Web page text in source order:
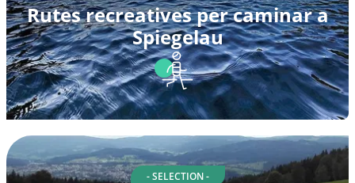
Rutes recreatives per caminar a
Spiegelau
- SELECTION -